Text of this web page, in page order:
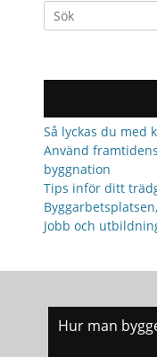
Search
for:
Så lyckas du med
Använd
byggnation
Tips inför ditt
Jobb och
Hur man